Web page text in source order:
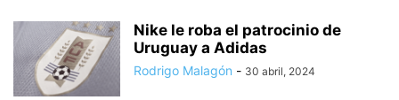
Nike le roba el patrocinio de
Uruguay a Adidas
Rodrigo Malagón - 30 abril, 2024